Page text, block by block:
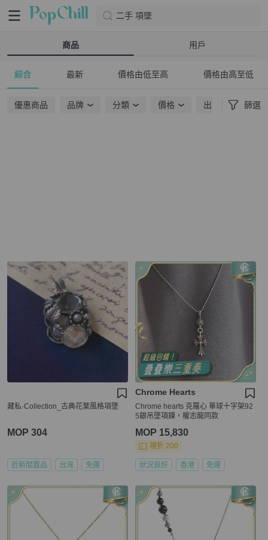
二手 項墜
商品 用戶
綜合 最新 價格由低至高 價格由高至低
優惠商品 品牌 分類 價格 出貨地點 篩選
藏私·Collection_古典花葉風格項墜
MOP 304
近新閒置品 台灣 免運
Chrome Hearts
Chrome hearts 克羅心 單球十字架92
5銀吊墜項鍊，權志龍同款
MOP 15,830
現折 200
狀況良好 香港 免運